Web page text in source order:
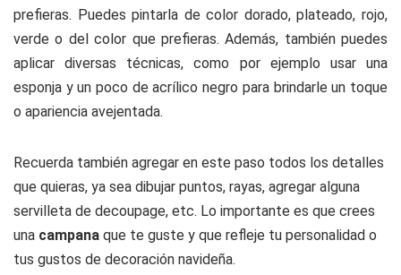
prefieras. Puedes pintarla de color dorado, plateado, rojo,
verde o del color que prefieras. Además, también puedes
aplicar diversas técnicas, como por ejemplo usar una
esponja y un poco de acrílico negro para brindarle un toque
o apariencia avejentada.
Recuerda también agregar en este paso todos los detalles
que quieras, ya sea dibujar puntos, rayas, agregar alguna
servilleta de decoupage, etc. Lo importante es que crees
una campana que te guste y que refleje tu personalidad o
tus gustos de decoración navideña.